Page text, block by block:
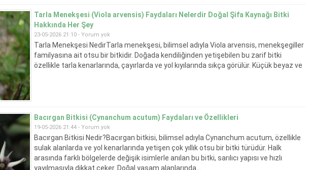
Tarla Menekşesi (Viola arvensis) Faydaları Nelerdir Doğal Şifa Kaynağı Bitki
Hakkında Her Şey
23-05-2026 21:10 - Yorum yok
Tarla Menekşesi NedirTarla menekşesi, bilimsel adıyla Viola arvensis, menekşegiller
familyasına ait otsu bir bitkidir. Doğada kendiliğinden yetişebilen bu zarif bitki
özellikle tarla kenarlarında, çayırlarda ve yol kıyılarında sıkça görülür. Küçük beyaz ve
Bacırgan Bitkisi (Cynanchum acutum) Faydaları ve Özellikleri
19-05-2026 21:44 - Yorum yok
Bacırgan Bitkisi Nedir?Bacırgan bitkisi, bilimsel adıyla Cynanchum acutum, özellikle
sulak alanlarda ve yol kenarlarında yetişen çok yıllık otsu bir bitki türüdür. Halk
arasında farklı bölgelerde değişik isimlerle anılan bu bitki, sarılıcı yapısı ve hızlı
yayılmasıyla dikkat çeker. Doğal yaşam alanlarında...